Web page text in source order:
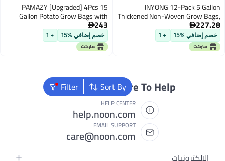
PAMAZY [Upgraded] 4Pcs 15
Gallon Potato Grow Bags with
Unique Harvest Window & Visible
Window, Non-Woven Planter Pot
with Sturdy Handle, Potato
Growing Container, Plant Garden
243
خصم إضافي %15
Filter
We're Always
care@noon.com